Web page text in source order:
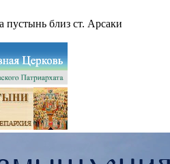
пустынь близ ст. Арсаки